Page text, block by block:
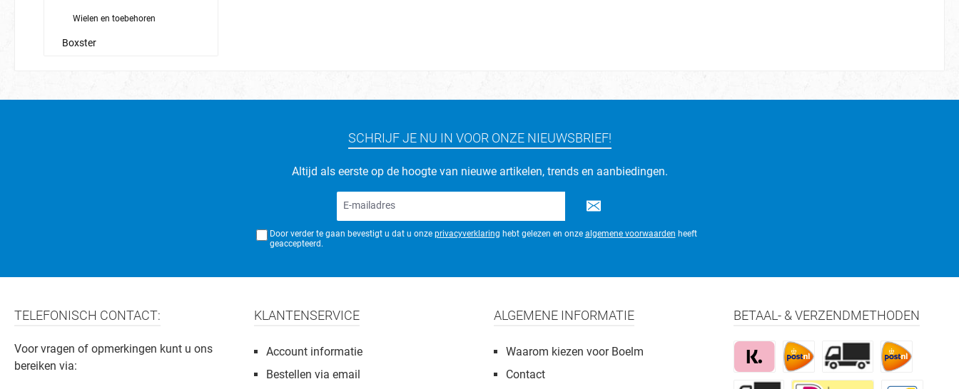
Wielen en toebehoren
Boxster
SCHRIJF JE NU IN VOOR ONZE NIEUWSBRIEF!
Altijd als eerste op de hoogte van nieuwe artikelen, trends en aanbiedingen.
Door verder te gaan bevestigt u dat u onze privacyverklaring hebt gelezen en onze algemene voorwaarden heeft
geaccepteerd.
TELEFONISCH CONTACT:
Voor vragen of opmerkingen kunt u ons
bereiken via:
KLANTENSERVICE
Account informatie
Bestellen via email
ALGEMENE INFORMATIE
Waarom kiezen voor Boelm
Contact
BETAAL- & VERZENDMETHODEN